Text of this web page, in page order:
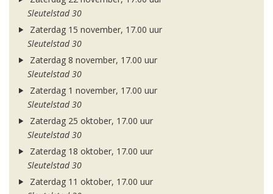
Sleutelstad 30
Zaterdag 15 november, 17.00 uur
Sleutelstad 30
Zaterdag 8 november, 17.00 uur
Sleutelstad 30
Zaterdag 1 november, 17.00 uur
Sleutelstad 30
Zaterdag 25 oktober, 17.00 uur
Sleutelstad 30
Zaterdag 18 oktober, 17.00 uur
Sleutelstad 30
Zaterdag 11 oktober, 17.00 uur